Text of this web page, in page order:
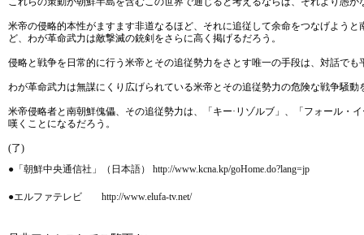
米帝の侵略的本性がますます非道なるほど、それに追従して余命をつなげよう
ど、わが革命武力は敵撃滅の銃剣をさらに高く掲げるだろう。
侵略と戦争を日常的に行う米帝とその追従勢力をさとす唯一の手段は、対話で
わが革命武力は無謀にくり広げられている米帝とその追従勢力の危険な戦争騒
米帝侵略者と南朝鮮傀儡、その追従勢力は、「キー·リゾルブ」、「フォール・
嘆くことになるだろう。
(了)
●「朝鮮中央通信社」（日本語） http://www.kcna.kp/goHome.do?lang=jp
●エルファテレビ http://www.elufa-tv.net/